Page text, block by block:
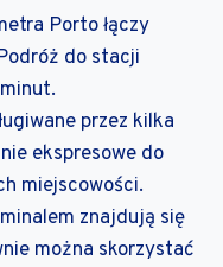
Porto łączy
do stacji
przez kilka
ekspresowe do
miejscowości.
znajdują się
można skorzystać